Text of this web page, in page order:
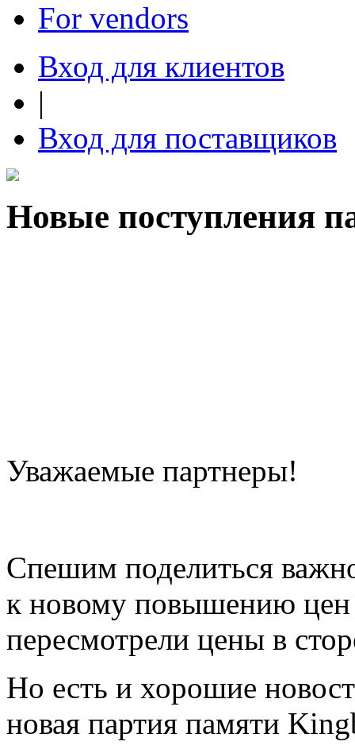
For vendors
Вход для клиентов
|
Вход для поставщиков
Новые поступления
Уважаемые партнеры!
Спешим поделиться
к новому повышению цен
пересмотрели цены в
Но есть и хорошие
новая партия памяти